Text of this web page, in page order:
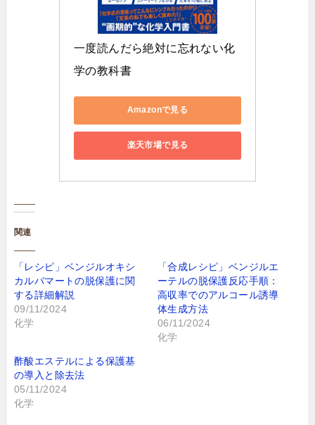
一度読んだら絶対に忘れない化
学の教科書
Amazonで見る
楽天市場で見る
関連
「レシピ」ベンジルオキシ
カルバマートの脱保護に関
する詳細解説
09/11/2024
化学
「合成レシピ」ベンジルエ
ーテルの脱保護反応手順：
高収率でのアルコール誘導
体生成方法
06/11/2024
化学
酢酸エステルによる保護基
の導入と除去法
05/11/2024
化学